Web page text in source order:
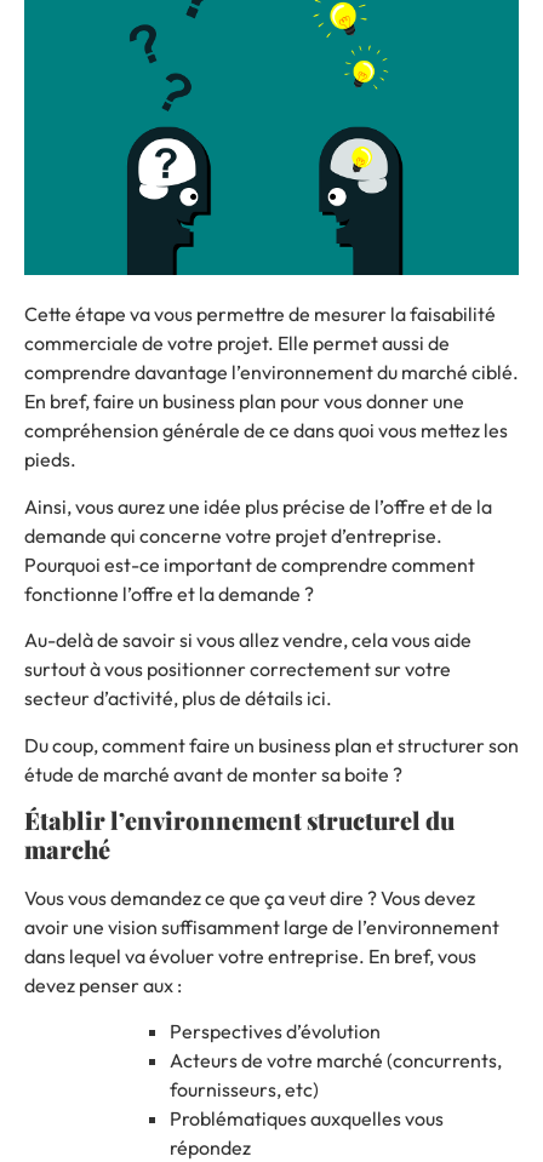
Cette étape va vous permettre de mesurer la faisabilité
commerciale de votre projet. Elle permet aussi de
comprendre davantage l’environnement du marché ciblé.
En bref, faire un business plan pour vous donner une
compréhension générale de ce dans quoi vous mettez les
pieds.
Ainsi, vous aurez une idée plus précise de l’offre et de la
demande qui concerne votre projet d’entreprise.
Pourquoi est-ce important de comprendre comment
fonctionne l’offre et la demande ?
Au-delà de savoir si vous allez vendre, cela vous aide
surtout à vous positionner correctement sur votre
secteur d’activité, plus de détails ici.
Du coup, comment faire un business plan et structurer son
étude de marché avant de monter sa boite ?
Établir l’environnement structurel du
marché
Vous vous demandez ce que ça veut dire ? Vous devez
avoir une vision suffisamment large de l’environnement
dans lequel va évoluer votre entreprise. En bref, vous
devez penser aux :
Perspectives d’évolution
Acteurs de votre marché (concurrents,
fournisseurs, etc)
Problématiques auxquelles vous
répondez